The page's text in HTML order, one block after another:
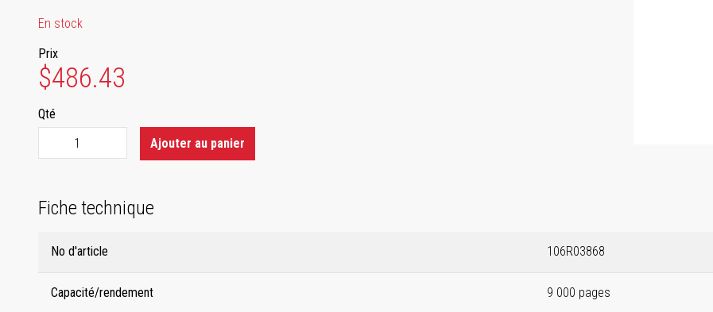
En stock
Prix
$486.43
Qté
Ajouter au panier
Fiche technique
No d'article 106R03868
Capacité/rendement 9 000 pages